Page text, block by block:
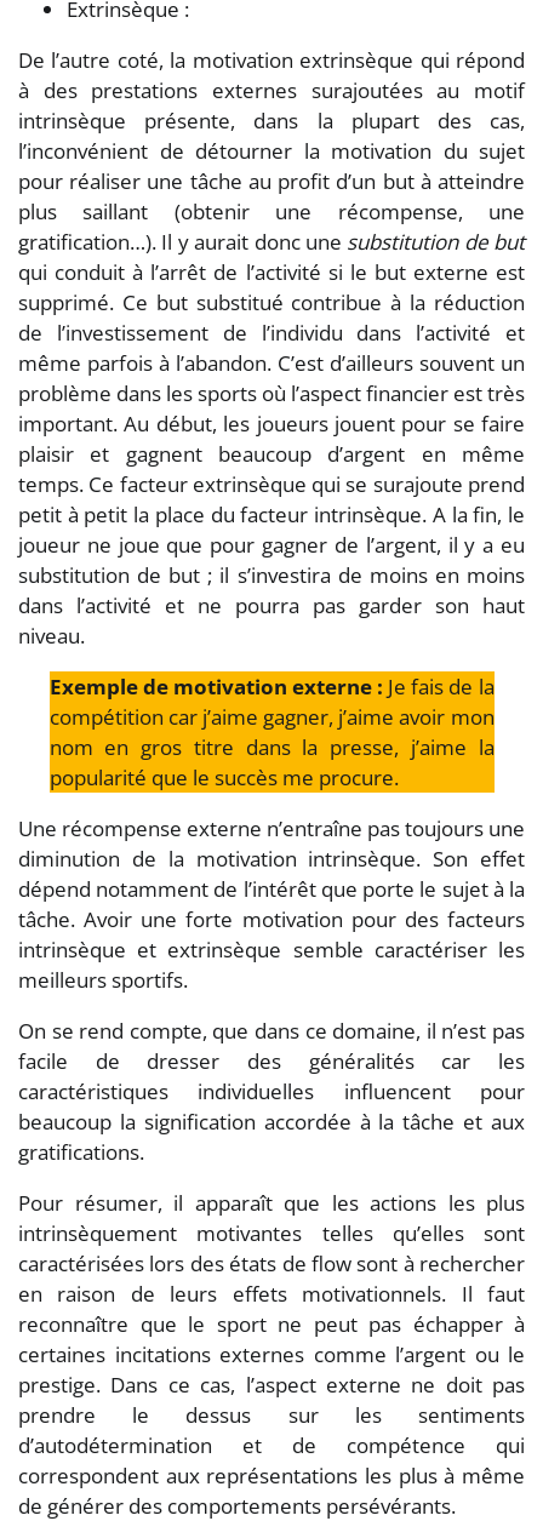
Extrinsèque :
De l’autre coté, la motivation extrinsèque qui répond
à des prestations externes surajoutées au motif
intrinsèque présente, dans la plupart des cas,
l’inconvénient de détourner la motivation du sujet
pour réaliser une tâche au profit d’un but à atteindre
plus saillant (obtenir une récompense, une
gratification…). Il y aurait donc une substitution de but
qui conduit à l’arrêt de l’activité si le but externe est
supprimé. Ce but substitué contribue à la réduction
de l’investissement de l’individu dans l’activité et
même parfois à l’abandon. C’est d’ailleurs souvent un
problème dans les sports où l’aspect financier est très
important. Au début, les joueurs jouent pour se faire
plaisir et gagnent beaucoup d’argent en même
temps. Ce facteur extrinsèque qui se surajoute prend
petit à petit la place du facteur intrinsèque. A la fin, le
joueur ne joue que pour gagner de l’argent, il y a eu
substitution de but ; il s’investira de moins en moins
dans l’activité et ne pourra pas garder son haut
niveau.
Exemple de motivation externe : Je fais de la
compétition car j’aime gagner, j’aime avoir mon
nom en gros titre dans la presse, j’aime la
popularité que le succès me procure.
Une récompense externe n’entraîne pas toujours une
diminution de la motivation intrinsèque. Son effet
dépend notamment de l’intérêt que porte le sujet à la
tâche. Avoir une forte motivation pour des facteurs
intrinsèque et extrinsèque semble caractériser les
meilleurs sportifs.
On se rend compte, que dans ce domaine, il n’est pas
facile de dresser des généralités car les
caractéristiques individuelles influencent pour
beaucoup la signification accordée à la tâche et aux
gratifications.
Pour résumer, il apparaît que les actions les plus
intrinsèquement motivantes telles qu’elles sont
caractérisées lors des états de flow sont à rechercher
en raison de leurs effets motivationnels. Il faut
reconnaître que le sport ne peut pas échapper à
certaines incitations externes comme l’argent ou le
prestige. Dans ce cas, l’aspect externe ne doit pas
prendre le dessus sur les sentiments
d’autodétermination et de compétence qui
correspondent aux représentations les plus à même
de générer des comportements persévérants.